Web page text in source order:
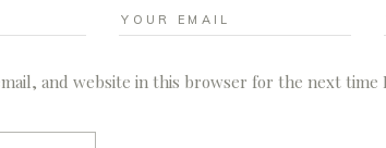
and website in this browser for the next time